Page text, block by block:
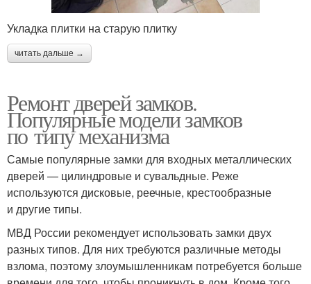
Укладка плитки на старую плитку
читать дальше →
Ремонт дверей замков.
Популярные модели замков
по типу механизма
Самые популярные замки для входных металлических
дверей — цилиндровые и сувальдные. Реже
используются дисковые, реечные, крестообразные
и другие типы.
МВД России рекомендует использовать замки двух
разных типов. Для них требуются различные методы
взлома, поэтому злоумышленникам потребуется больше